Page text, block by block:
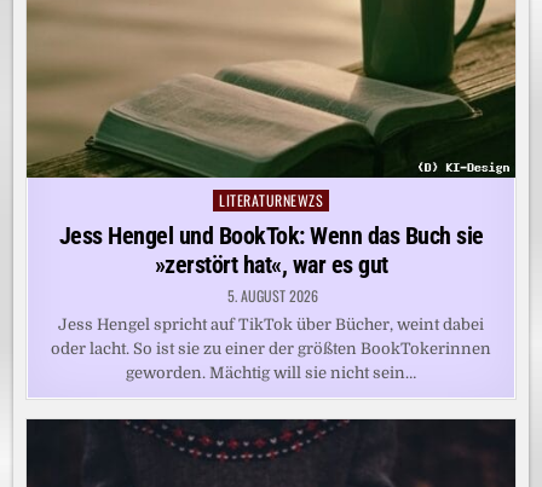
Posted
in
LITERATURNEWZS
Jess Hengel und BookTok: Wenn das Buch sie
»zerstört hat«, war es gut
5. AUGUST 2026
Jess Hengel spricht auf TikTok über Bücher, weint dabei
oder lacht. So ist sie zu einer der größten BookTokerinnen
geworden. Mächtig will sie nicht sein…